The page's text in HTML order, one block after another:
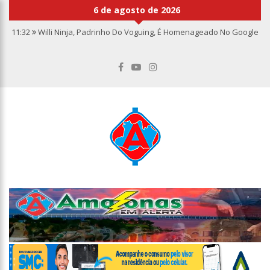
6 de agosto de 2026
11:32 Willi Ninja, Padrinho Do Voguing, É Homenageado No Google
recuar
Linhas telefônicas do CCC seguem inoperantes em razão de
falha complexa na Oi
Quarteto é preso por furto de transformador de poste em
Manaus
Dudu Camargo foi demitido do SBT após defecar no chão do
10:22 El Niño começa antes do esperado e climatologistas veem
chance de um “super El Niño”
13:09 Ipem-AM flagra irregularidades na pesagem de produtos e
notifica supermercado em Manaus
13:05 Mãe e padrasto são presos suspeitos de estupr4r criança de
cinco anos, em Parintins